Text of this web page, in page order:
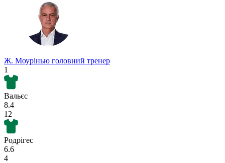
Ж. Моурінью головний тренер
1
Вальєс
8.4
12
Родрігес
6.6
4